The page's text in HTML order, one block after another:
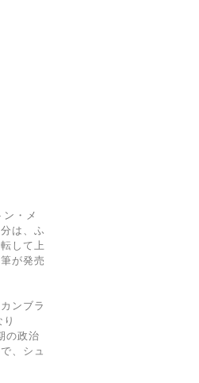
・メ
は、ふ
して上
が発売
ンブラ
の政治
、シュ